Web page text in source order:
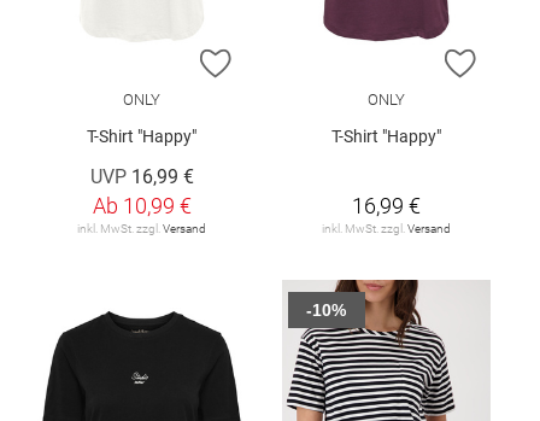
ZUR WUNSCHLISTE HINZUFÜGEN
ONLY
T-Shirt "Happy"
UVP 16,99 €
Ab 10,99 €
inkl. MwSt. zzgl.Versand
ZUR
ONLY
T-Shirt "Happy"
16,99 €
inkl. MwSt. zzgl.Versand
-10%